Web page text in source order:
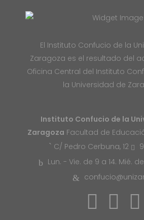
El Instituto Confucio de la
Zaragoza es el resultado del
Oficina Central del Instituto
la Universidad de
Instituto Confucio de la
Zaragoza Facultad de
C/ Pedro Cerbuna, 12
Lun. - Vie. de 9 a 14. Mié.